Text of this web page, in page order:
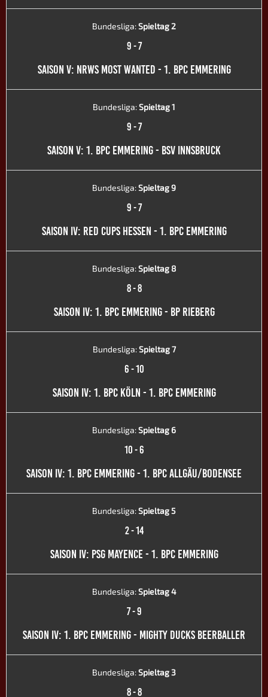
Bundesliga:Spieltag 2
9-7
SAISON V: NRWS MOST WANTED - 1. BPC EMMERING
Bundesliga:Spieltag 1
9-7
SAISON V: 1. BPC EMMERING - BSV INNSBRUCK
Bundesliga:Spieltag 9
9-7
SAISON IV: RED CUPS HESSEN - 1. BPC EMMERING
Bundesliga:Spieltag 8
8-8
SAISON IV: 1. BPC EMMERING - BP RIEBERG
Bundesliga:Spieltag 7
6-10
SAISON IV: 1. BPC KÖLN - 1. BPC EMMERING
Bundesliga:Spieltag 6
10-6
SAISON IV: 1. BPC EMMERING - 1. BPC ALLGÄU/BODENSEE
Bundesliga:Spieltag 5
2-14
SAISON IV: PSG MAYENCE - 1. BPC EMMERING
Bundesliga:Spieltag 4
7-9
SAISON IV: 1. BPC EMMERING - MIGHTY DUCKS BEERBALLER
Bundesliga:Spieltag 3
8-8